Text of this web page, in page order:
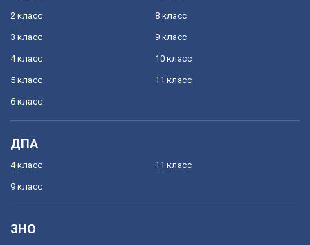
2 класс
3 класс
4 класс
5 класс
6 класс
8 класс
9 класс
10 класс
11 класс
ДПА
4 класс
9 класс
11 класс
ЗНО